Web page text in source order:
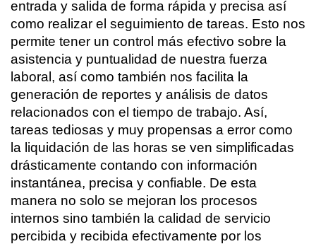
entrada y salida de forma rápida y precisa así
como realizar el seguimiento de tareas. Esto nos
permite tener un control más efectivo sobre la
asistencia y puntualidad de nuestra fuerza
laboral, así como también nos facilita la
generación de reportes y análisis de datos
relacionados con el tiempo de trabajo. Así,
tareas tediosas y muy propensas a error como
la liquidación de las horas se ven simplificadas
drásticamente contando con información
instantánea, precisa y confiable. De esta
manera no solo se mejoran los procesos
internos sino también la calidad de servicio
percibida y recibida efectivamente por los